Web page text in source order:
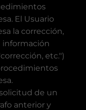
El Usuario
la corrección,
información
etc.")
de un
anterior y